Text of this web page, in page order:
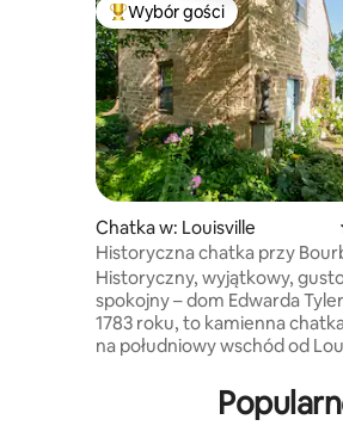
Najpopularniejsze z kategorii
Wybór gości
Chatka w: Louisville
Historyczna chatka przy
Historyczny, wyjątkowy,
spokojny – dom Edwarda
1783 roku, to kamienna
na południowy wschód od
szlaku burbona, do wynajęcia
chatka i duża weranda z